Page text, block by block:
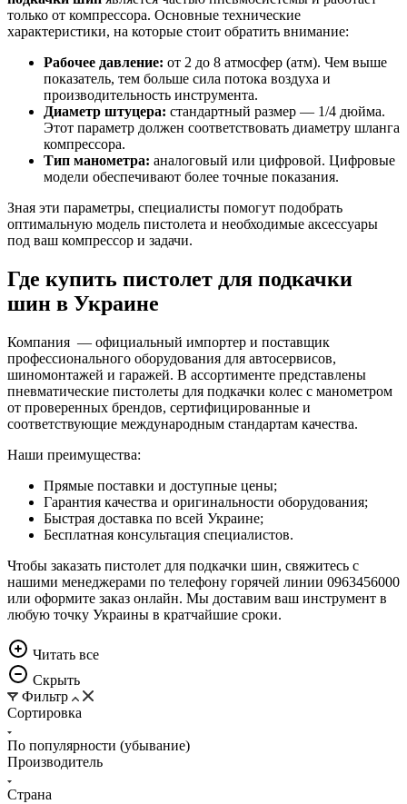
только от компрессора. Основные технические
характеристики, на которые стоит обратить внимание:
Рабочее давление: от 2 до 8 атмосфер (атм). Чем выше
показатель, тем больше сила потока воздуха и
производительность инструмента.
Диаметр штуцера: стандартный размер — 1/4 дюйма.
Этот параметр должен соответствовать диаметру шланга
компрессора.
Тип манометра: аналоговый или цифровой. Цифровые
модели обеспечивают более точные показания.
Зная эти параметры, специалисты помогут подобрать
оптимальную модель пистолета и необходимые аксессуары
под ваш компрессор и задачи.
Где купить пистолет для подкачки
шин в Украине
Компания — официальный импортер и поставщик
профессионального оборудования для автосервисов,
шиномонтажей и гаражей. В ассортименте представлены
пневматические пистолеты для подкачки колес с манометром
от проверенных брендов, сертифицированные и
соответствующие международным стандартам качества.
Наши преимущества:
Прямые поставки и доступные цены;
Гарантия качества и оригинальности оборудования;
Быстрая доставка по всей Украине;
Бесплатная консультация специалистов.
Чтобы заказать пистолет для подкачки шин, свяжитесь с
нашими менеджерами по телефону горячей линии 0963456000
или оформите заказ онлайн. Мы доставим ваш инструмент в
любую точку Украины в кратчайшие сроки.
Читать всe
Скрыть
Фильтр
Сортировка
По популярности (убывание)
Производитель
Страна